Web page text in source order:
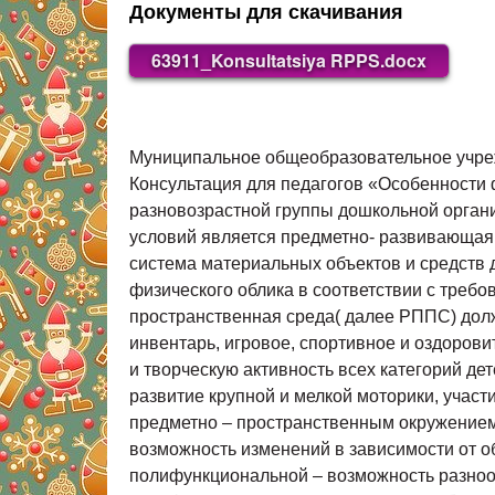
Документы для скачивания
63911_Konsultatsiya RPPS.docx
Муниципальное общеобразовательное учреждение «Кукуйский центр образования» структурное подразделение Кукуйский детский сад Консультация для педагогов «Особенности формирования современной качественной предметно- развивающей среды в условиях разновозрастной группы дошкольной организации в свете требований ФГОС ДО » Подготовила воспитатель: Суханова Ж. Ю. Одним из важнейших условий является предметно- развивающая среда, построению которой надо уделить особое внимание. Предметная развивающая среда- это: - система материальных объектов и средств деятельности ребенка, функционально моделирующая содержание развития его духовного и физического облика в соответствии с требованиями основной общ ей программы. . В соответствии с п. 3. 3 ФГОС ДО развивающая предметно – пространственная среда( далее РППС) должна быть: – содержательно – насыщенной – среда до лжна включать средства обучения, материалы, инвентарь, игровое, спортивное и оздоровительное оборудование, которые позволяют обеспечить: – игровую, познавательную, исследовательскую и творческую активность всех категорий детей, экспериментирование с материалами, доступными детям; – двигательную активность, в том числе развитие крупной и мелкой моторики, участие в подвижных играх и соревнованиях; – эмоциональное благополучие детей во взаимодействии с предметно – пространственным окружением; – возможность самовыражения детей; – трансформируемой – среда должна обеспечивать возможность изменений в зависимости от образовательной ситуации, в том числе меняющихся интересов и возможностей детей; – полифункциональной – возможность разнообразного использования составляющих РППС в разных видах детской активности; наличие полифункциональных предметов, не обладающих жёстко закреплённым способом употребления и пригодных для использования в разных видах детской активности; – вариативной – наличие различных пространств, а также разнообразных материалов, игр, игрушек и оборудования, обеспечивающих свободный выбор детей; периодическая сменяемость игрового материала, появление новых предметов, стимулирующих игровую, двигательную, познавательную и исследовательскую активность детей; – доступной – свободный доступ воспитанников( в том числе детей с ограниченными возможностями здоровья) во все помещения, где осуществляется образовательная деятельность, к играм, игрушкам, материалам, пособиям, обеспечивающим все основные виды детской активности, исправность и сохранность материалов и оборудования, – безопасной – все элементы среды должны соответствовать требованиям по обеспечению надёжности и безопасность их использования, такими как санитарно – эпидемиологические правила и нормативы и правила пожарной безопасности. Организация РППС в соответствии с ФГОС строится таким образом, чтобы предоставить возможность педагогам наиболее эффективно развивать индивидуальность каждого ребенка с учетом его способностей, возраста интересов, склонностей, уровня активности. При оформлении предметной среды в разновозрастной группе учитываю закономерности психического развития детей. Развивающая среда группового пространства организована так, чтобы каждый ребёнок имел возможность свободно заниматься